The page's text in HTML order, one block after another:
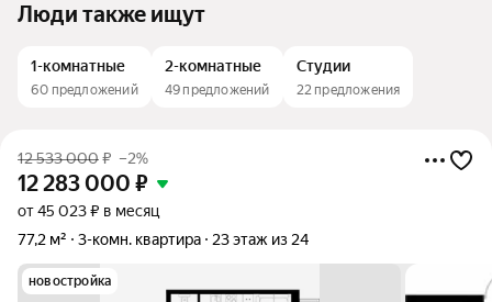
Люди также ищут
1-комнатные
60 предложений
2-комнатные
49 предложений
Студии
22 предложения
12 533 000₽ –2%
12 283 000 ₽
от 45 023 ₽ в месяц
77,2 м²
3-комн. квартира 23 этаж из 24
новостройка